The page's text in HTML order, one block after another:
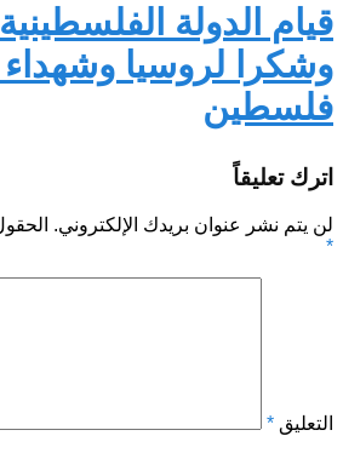
قيام الدولة
وشكرا لروسيا وشهداء
فلسطين
اترك تعليقاً
لن يتم نشر عنوان بريدك الإلكتروني.
*
التعليق *